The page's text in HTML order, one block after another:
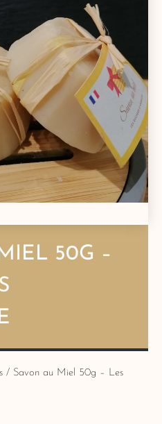
50G –
/ Savon au Miel 50g – Les